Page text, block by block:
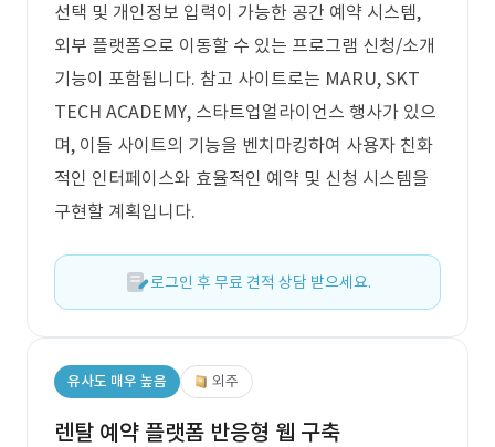
선택 및 개인정보 입력이 가능한 공간 예약 시스템,
외부 플랫폼으로 이동할 수 있는 프로그램 신청/소개
기능이 포함됩니다. 참고 사이트로는 MARU, SKT
TECH ACADEMY, 스타트업얼라이언스 행사가 있으
며, 이들 사이트의 기능을 벤치마킹하여 사용자 친화
적인 인터페이스와 효율적인 예약 및 신청 시스템을
구현할 계획입니다.
로그인 후 무료 견적 상담 받으세요.
유사도 매우 높음 외주
렌탈 예약 플랫폼 반응형 웹 구축